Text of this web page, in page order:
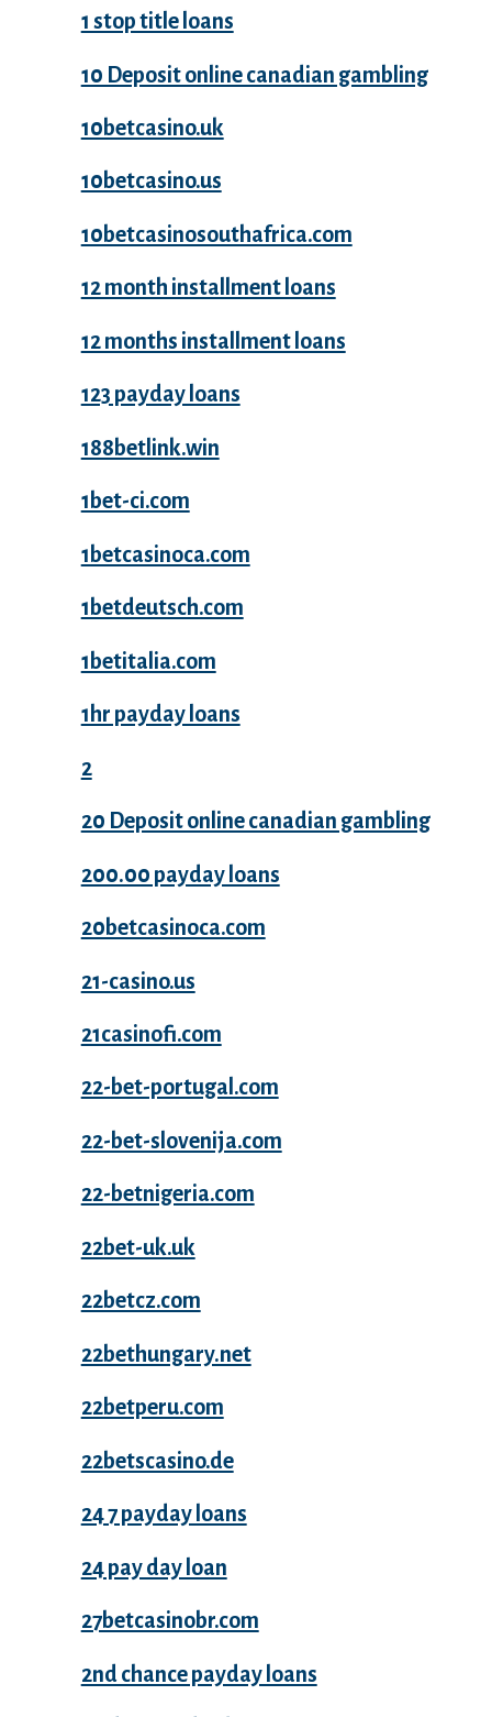
1 stop title loans
10 Deposit online canadian gambling
10betcasino.uk
10betcasino.us
10betcasinosouthafrica.com
12 month installment loans
12 months installment loans
123 payday loans
188betlink.win
1bet-ci.com
1betcasinoca.com
1betdeutsch.com
1betitalia.com
1hr payday loans
2
20 Deposit online canadian gambling
200.00 payday loans
20betcasinoca.com
21-casino.us
21casinofi.com
22-bet-portugal.com
22-bet-slovenija.com
22-betnigeria.com
22bet-uk.uk
22betcz.com
22bethungary.net
22betperu.com
22betscasino.de
24 7 payday loans
24 pay day loan
27betcasinobr.com
2nd chance payday loans